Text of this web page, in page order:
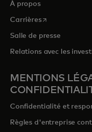
À propos
Carrièress’ouvre dans
Salle de presse
Relations avec les
MENTIONS
Confidentialité et
Règles d'entreprise